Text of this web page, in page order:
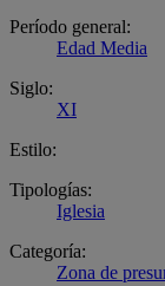
Período general:
Edad Media
Siglo:
XI
Estilo:
Tipologías:
Iglesia
Categoría:
Zona de